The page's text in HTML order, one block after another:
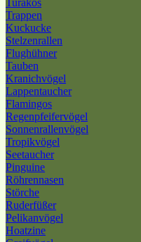
Turakos
Trappen
Kuckucke
Stelzenrallen
Flughühner
Tauben
Kranichvögel
Lappentaucher
Flamingos
Regenpfeifervögel
Sonnenrallenvögel
Tropikvögel
Seetaucher
Pinguine
Röhrennasen
Störche
Ruderfüßer
Pelikanvögel
Hoatzine